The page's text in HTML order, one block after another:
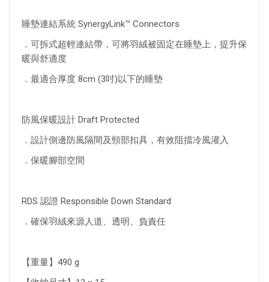
睡墊連結系統 SynergyLink™ Connectors
．可拆式超輕連結帶，可將羽絨被固定在睡墊上，提升保
暖與舒適度
．最適合厚度 8cm (3吋)以下的睡墊
防風保暖設計 Draft Protected
．設計側邊防風隔間及頸部扣具，有效阻擋冷風灌入
．保暖腳部空間
RDS 認證 Responsible Down Standard
．確保羽絨來源人道、透明、負責任
【重量】490 g